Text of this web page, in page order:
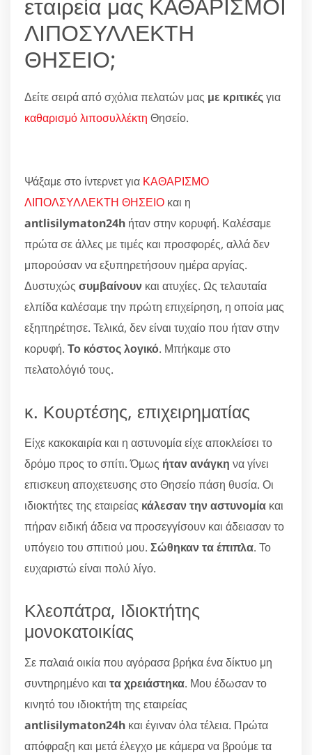
εταιρεία μας ΚΑΘΑΡΙΣΜΟΙ
ΛΙΠΟΣΥΛΛΕΚΤΗ
ΘΗΣΕΙΟ;
Δείτε σειρά από σχόλια πελατών μας με κριτικέςγια
καθαρισμό λιποσυλλέκτη Θησείο.
Ψάξαμε στο ίντερνετ για ΚΑΘΑΡΙΣΜΟ
ΛΙΠΟΛΣΥΛΛΕΚΤΗ ΘΗΣΕΙΟ και η
antlisilymaton24h ήταν στην κορυφή. Καλέσαμε
πρώτα σε άλλες με τιμές και προσφορές, αλλά δεν
μπορούσαν να εξυπηρετήσουν ημέρα αργίας.
Δυστυχώς συμβαίνουν και ατυχίες. Ως τελαυταία
ελπίδα καλέσαμε την πρώτη επιχείρηση, η οποία μας
εξηπηρέτησε. Τελικά, δεν είναι τυχαίο που ήταν στην
κορυφή. Το κόστος λογικό. Μπήκαμε στο
πελατολόγιό τους.
κ. Κουρτέσης, επιχειρηματίας
Είχε κακοκαιρία και η αστυνομία είχε αποκλείσει το
δρόμο προς το σπίτι. Όμως ήταν ανάγκη να γίνει
επισκευη αποχετευσης στο Θησείο πάση θυσία. Οι
ιδιοκτήτες της εταιρείας κάλεσαν την αστυνομία και
πήραν ειδική άδεια να προσεγγίσουν και άδειασαν το
υπόγειο του σπιτιού μου. Σώθηκαν τα έπιπλα. Το
ευχαριστώ είναι πολύ λίγο.
Κλεοπάτρα, Ιδιοκτήτης
μονοκατοικίας
Σε παλαιά οικία που αγόρασα βρήκα ένα δίκτυο μη
συντηρημένο και τα χρειάστηκα. Μου έδωσαν το
κινητό του ιδιοκτήτη της εταιρείας
antlisilymaton24h και έγιναν όλα τέλεια. Πρώτα
απόφραξη και μετά έλεγχο με κάμερα να βρούμε τα